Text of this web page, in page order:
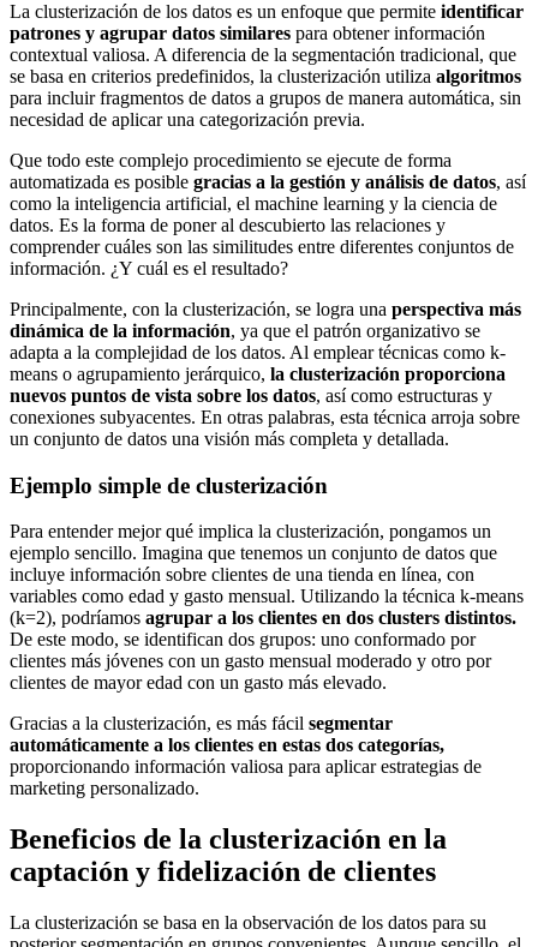
La clusterización de los datos es un enfoque que permite identificar
patrones y agrupar datos similares para obtener información
contextual valiosa. A diferencia de la segmentación tradicional, que
se basa en criterios predefinidos, la clusterización utiliza algoritmos
para incluir fragmentos de datos a grupos de manera automática, sin
necesidad de aplicar una categorización previa.
Que todo este complejo procedimiento se ejecute de forma
automatizada es posible gracias a la gestión y análisis de datos, así
como la inteligencia artificial, el machine learning y la ciencia de
datos. Es la forma de poner al descubierto las relaciones y
comprender cuáles son las similitudes entre diferentes conjuntos de
información. ¿Y cuál es el resultado?
Principalmente, con la clusterización, se logra una perspectiva más
dinámica de la información, ya que el patrón organizativo se
adapta a la complejidad de los datos. Al emplear técnicas como k-
means o agrupamiento jerárquico, la clusterización proporciona
nuevos puntos de vista sobre los datos, así como estructuras y
conexiones subyacentes. En otras palabras, esta técnica arroja sobre
un conjunto de datos una visión más completa y detallada.
Ejemplo simple de clusterización
Para entender mejor qué implica la clusterización, pongamos un
ejemplo sencillo. Imagina que tenemos un conjunto de datos que
incluye información sobre clientes de una tienda en línea, con
variables como edad y gasto mensual. Utilizando la técnica k-means
(k=2), podríamos agrupar a los clientes en dos clusters distintos.
De este modo, se identifican dos grupos: uno conformado por
clientes más jóvenes con un gasto mensual moderado y otro por
clientes de mayor edad con un gasto más elevado.
Gracias a la clusterización, es más fácil segmentar
automáticamente a los clientes en estas dos categorías,
proporcionando información valiosa para aplicar estrategias de
marketing personalizado.
Beneficios de la clusterización en la
captación y fidelización de clientes
La clusterización se basa en la observación de los datos para su